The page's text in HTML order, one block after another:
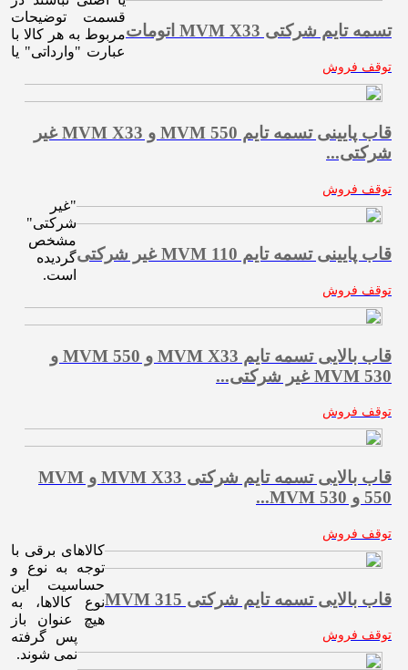
تسمه تايم شرکتی MVM X33 اتومات
توقف فروش
قاب پایینی تسمه تایم MVM 550 و MVM X33 غیر
شرکتی...
توقف فروش
قاب پایینی تسمه تایم MVM 110 غیر شرکتی
توقف فروش
قاب بالایی تسمه تایم MVM X33 و MVM 550 و
MVM 530 غیر شرکتی...
توقف فروش
قاب بالایی تسمه تایم شرکتی MVM X33 و MVM
550 و MVM 530...
توقف فروش
قاب بالایی تسمه تایم شرکتی MVM 315
توقف فروش
قسمت توضیحات
مربوط به هر کالا با
عبارت "وارداتی" یا
"غیر
شرکتی"
مشخص
گردیده
است.
کالاهای برقی با
توجه به نوع و
حساسیت این
نوع کالاها، به
هیچ عنوان باز
پس گرفته
نمی شوند.